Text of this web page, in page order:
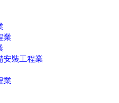
業
安裝工程業
業